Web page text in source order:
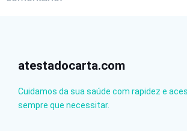
atestadocarta.com
Cuidamos da sua saúde com rapidez e
sempre que necessitar.